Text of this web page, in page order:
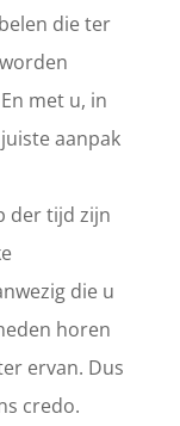
die ter
met u, in
aanpak
der tijd zijn
die u
horen
ervan. Dus
credo.